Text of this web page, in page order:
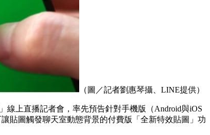
（圖／記者劉惠琴攝、LINE提供）
線上直播記者會，率先預告針對手機版（Android與iOS
貼圖觸發聊天室動態背景的付費版「全新特效貼圖」功